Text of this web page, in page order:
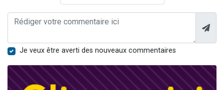
Je veux être averti des nouveaux commentaires